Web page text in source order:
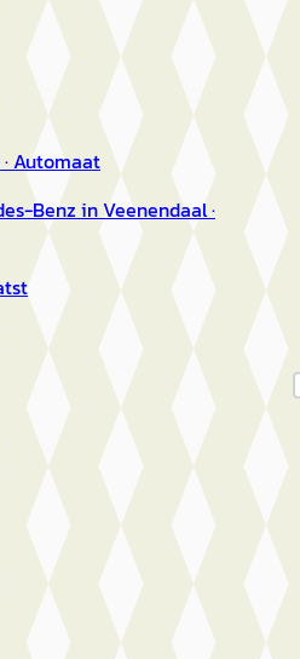
· Automaat
Benz in Veenendaal·